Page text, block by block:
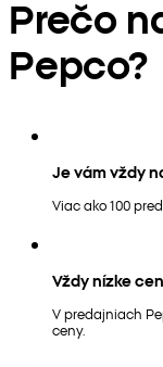
Prečo
Pepco?
Je vám vždy
Viac ako 100
Vždy nízke
V predajniach
ceny.